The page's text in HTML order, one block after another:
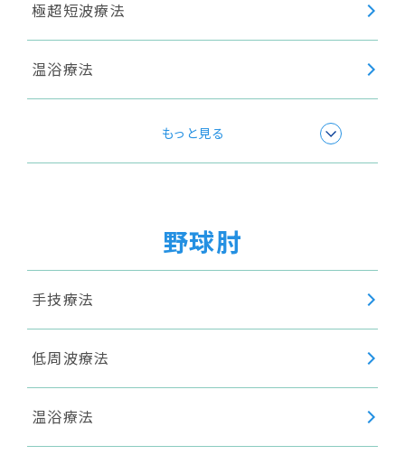
極超短波療法
温浴療法
もっと見る
野球肘
手技療法
低周波療法
温浴療法